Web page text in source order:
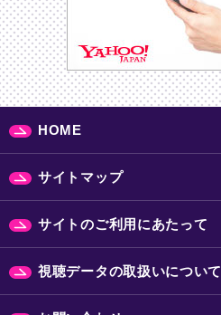
HOME
サイトマップ
サイトのご利用にあたって
視聴データの取扱いについて